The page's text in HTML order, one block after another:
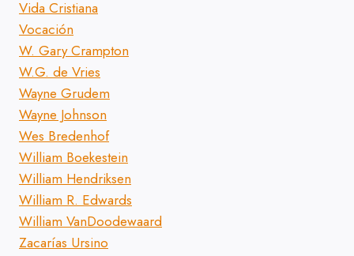
Vida Cristiana
Vocación
W. Gary Crampton
W.G. de Vries
Wayne Grudem
Wayne Johnson
Wes Bredenhof
William Boekestein
William Hendriksen
William R. Edwards
William VanDoodewaard
Zacarías Ursino